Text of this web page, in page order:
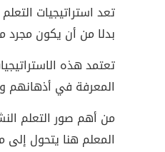
تعد استراتيجيات
بدلا من أن يكون مجرد
تعتمد هذه
المعرفة في أذهانهم
من أهم صور التعلم
المعلم هنا يتحول